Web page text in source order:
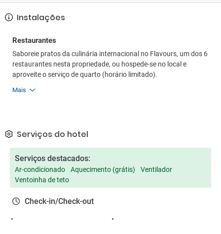
Instalações
Restaurantes
Saboreie pratos da culinária internacional no Flavours, um dos 6
restaurantes nesta propriedade, ou hospede-se no local e
aproveite o serviço de quarto (horário limitado).
Mais
Serviços do hotel
Serviços destacados:
Ar-condicionado Aquecimento (grátis)
Ventilador
Ventoinha de teto
Check-in/Check-out